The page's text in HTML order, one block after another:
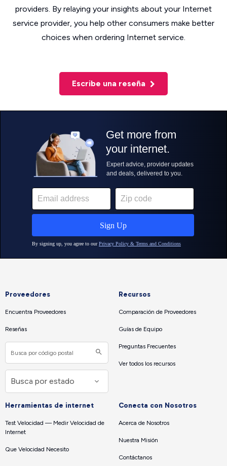
providers. By relaying your insights about your Internet
service provider, you help other consumers make better
choices when ordering Internet service.
Escribe una reseña
Proveedores
Encuentra Proveedores
Reseñas
Recursos
Comparación de Proveedores
Guías de Equipo
Preguntas Frecuentes
Ver todos los recursos
Herramientas de internet
Test Velocidad — Medir Velocidad de
Internet
Que Velocidad Necesito
Conecta con Nosotros
Acerca de Nosotros
Nuestra Misión
Contáctanos